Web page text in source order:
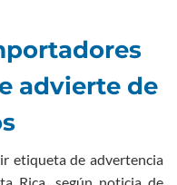
advierte de
etiqueta de advertencia